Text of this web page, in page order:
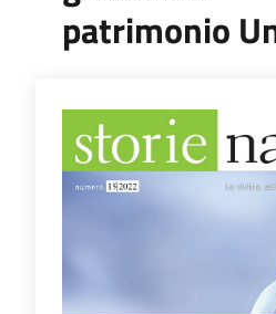
patrimonio